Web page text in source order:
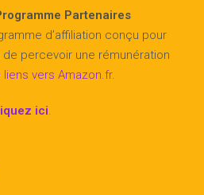
Partenaires
d’affiliation conçu pour
percevoir une rémunération
vers Amazon.fr.
ici.